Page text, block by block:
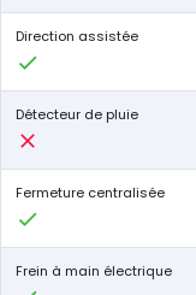
Direction assistée
Détecteur de pluie
Fermeture centralisée
Frein à main électrique